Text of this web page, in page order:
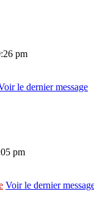
pm
le dernier message
pm
Voir le dernier